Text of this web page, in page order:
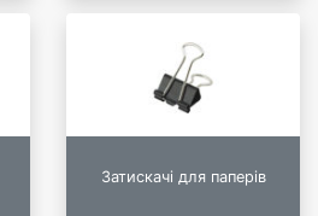
Затискачі для паперів